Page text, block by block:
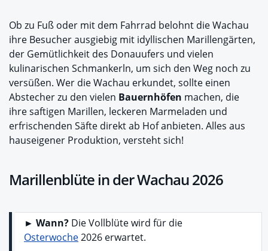
Ob zu Fuß oder mit dem Fahrrad belohnt die Wachau
ihre Besucher ausgiebig mit idyllischen Marillengärten,
der Gemütlichkeit des Donauufers und vielen
kulinarischen Schmankerln, um sich den Weg noch zu
versüßen. Wer die Wachau erkundet, sollte einen
Abstecher zu den vielen Bauernhöfen machen, die
ihre saftigen Marillen, leckeren Marmeladen und
erfrischenden Säfte direkt ab Hof anbieten. Alles aus
hauseigener Produktion, versteht sich!
Marillenblüte in der Wachau 2026
► Wann? Die Vollblüte wird für die
Osterwoche2026 erwartet.